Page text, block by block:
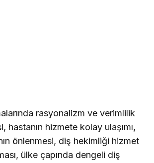
rasyonalizm ve verimlilik
hastanın hizmete kolay ulaşımı,
önlenmesi, diş hekimliği hizmet
ülke çapında dengeli diş